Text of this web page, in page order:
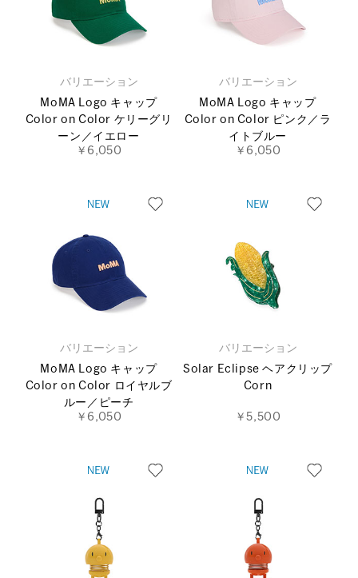
バリエーション
MoMA Logo キャップ
Color on Color ケリーグリ
ーン／イエロー
￥6,050
バリエーション
MoMA Logo キャップ
Color on Color ピンク／ラ
イトブルー
￥6,050
バリエーション
MoMA Logo キャップ
Color on Color ロイヤルブ
ルー／ピーチ
￥6,050
バリエーション
Solar Eclipse ヘアクリップ
Corn
￥5,500